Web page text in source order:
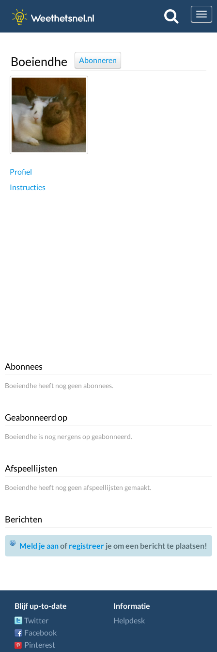
Boeiendhe Abonneren
Profiel
Instructies
Abonnees
Boeiendhe heeft nog geen abonnees.
Geabonneerd op
Boeiendhe is nog nergens op geabonneerd.
Afspeellijsten
Boeiendhe heeft nog geen afspeellijsten gemaakt.
Berichten
Meld je aanof registreer je om een bericht te plaatsen!
Blijf up-to-date
Twitter
Facebook
Pinterest
Informatie
Helpdesk